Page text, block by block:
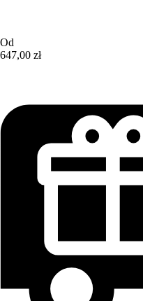
Od
647,00 zł